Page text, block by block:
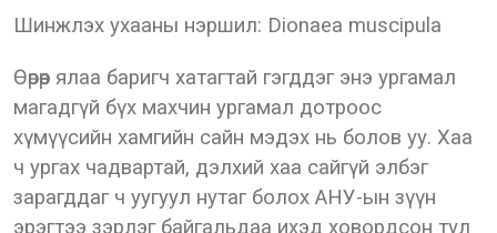
Шинжлэх ухааны нэршил: Dionaea muscipulа
Өөрөөр ялаа баригч хатагтай гэгддэг энэ ургамал
магадгүй бүх махчин ургамал дотроос
хүмүүсийн хамгийн сайн мэдэх нь болов уу. Хаа
ч ургах чадвартай, дэлхий хаа сайгүй элбэг
зарагддаг ч уугуул нутаг болох АНУ-ын зүүн
эрэгтээ зэрлэг байгальдаа ихэд ховордсон тул